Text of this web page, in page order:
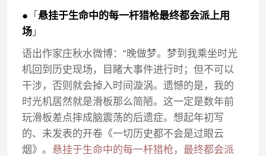
● 「悬挂于生命中的每一杆猎枪最终都会派上用
场 」
语出作家庄秋水微博：“晚做梦。梦到我乘坐时光
机回到历史现场，目睹大事件进行时；但不可以
干涉，否则就会掉入时间漩涡。遗憾的是，我的
时光机居然就是滑板那么简陋。这一定是数年前
玩滑板差点摔成脑震荡的后遗症。想起年初写
的、未发表的开卷《一切历史都不会是过眼云
烟》。 悬挂于生命中的每一杆猎枪，最终都会派